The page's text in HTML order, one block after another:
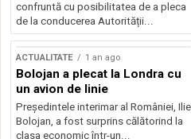
confruntă cu posibilitatea de a pleca
de la conducerea Autorității...
ACTUALITATE 1 an ago
Bolojan a plecat la Londra cu
un avion de linie
Președintele interimar al României, Ilie
Bolojan, a fost surprins călătorind la
clasa economic într-un...